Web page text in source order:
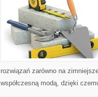
rozwiązań zarówno na
współczesną modą, dzięki